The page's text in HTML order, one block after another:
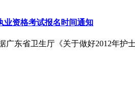
业资格考试报名时间通知
东省卫生厅《关于做好2012年护